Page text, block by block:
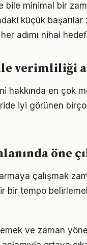
bile minimal bir
küçük
adımı nihai
verimliliği
hakkında en çok
iyi görünen
öne
çalışmak
bir tempo
ve zaman